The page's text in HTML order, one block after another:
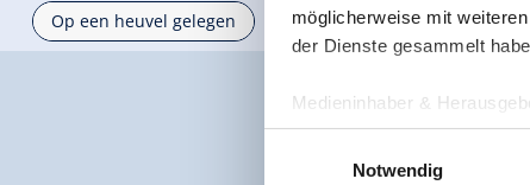
möglicherweise mit
der Dienste gesammelt
Medieninhaber &
Zeller Bergbahnen
Rohr 23// A-6280 Zell am
Notwendig
Op een heuvel gelegen right on the ski-bus stop